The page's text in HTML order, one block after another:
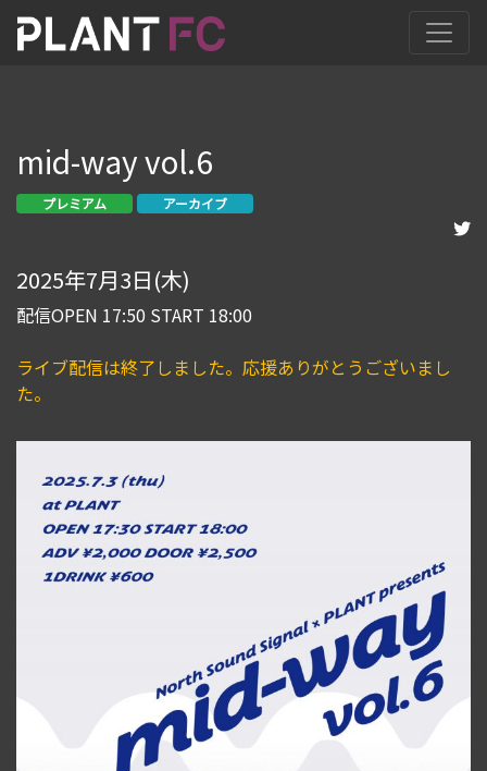
mid-way vol.6
プレミアム アーカイブ
2025年7月3日(木)
配信OPEN 17:50 START 18:00
ライブ配信は終了しました。応援ありがとうございまし
た。